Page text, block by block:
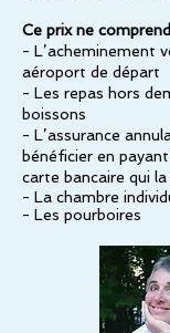
Ce prix ne
- L’acheminement
aéroport de départ
- Les repas hors
boissons
- L’assurance
bénéficier en
carte bancaire qui
- La chambre
- Les pourboires